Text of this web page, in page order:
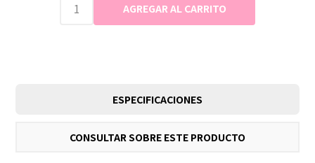
ESPECIFICACIONES
CONSULTAR SOBRE ESTE PRODUCTO